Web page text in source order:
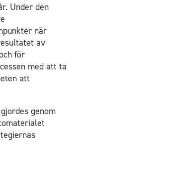
Under den
när
av
för
med att ta
att
genom